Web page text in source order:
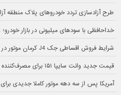
طرح آزادسازی تردد خودروهای پلاک منطقه
خداحافظی با سودهای میلیونی در بازار خودرو؛
شرایط فروش اقساطی جک J4 کرمان موتور در مرداد 1405
قیمت جدید وانت سایپا ۱۵۱ برای مصرف‌کننده در مرداد ۱۴۰۵ اعلام شد
آمریکا پس از سه دهه موتور کاملا جدیدی